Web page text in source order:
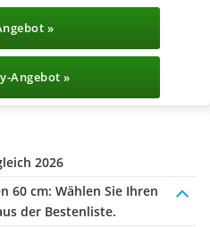
»
Angebot »
2026
60 cm: Wählen Sie Ihren
der Bestenliste.